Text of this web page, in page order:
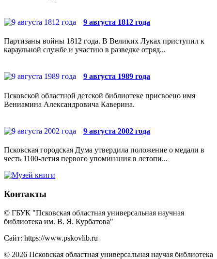
9 августа 1812 года
Партизаны войны 1812 года. В Великих Луках приступил к
караульной службе и участию в разведке отряд...
9 августа 1989 года
Псковской областной детской библиотеке присвоено имя
Вениамина Александровича Каверина.
9 августа 2002 года
Псковская городская Дума утвердила положение о медали в
честь 1100-летия первого упоминания в летопи...
Контакты
© ГБУК "Псковская областная универсальная научная
библиотека им. В. Я. Курбатова"
Сайт: https://www.pskovlib.ru
© 2026 Псковская областная универсальная научая библиотека